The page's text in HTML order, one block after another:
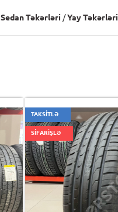
Sedan Təkərləri /Yay Təkərləri
TAKSİTLƏ
SİFARİŞLƏ